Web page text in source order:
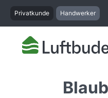
Zur
Privatkunde Handwerker